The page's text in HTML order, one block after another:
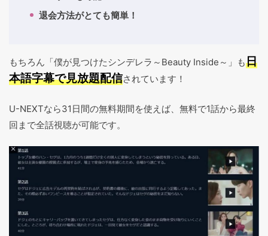
退会方法がとても簡単！
もちろん「僕が見つけたシンデレラ～Beauty Inside～」も日
本語字幕で見放題配信されています！
U-NEXTなら31日間の無料期間を使えば、無料で1話から最終
回まで全話視聴が可能です。